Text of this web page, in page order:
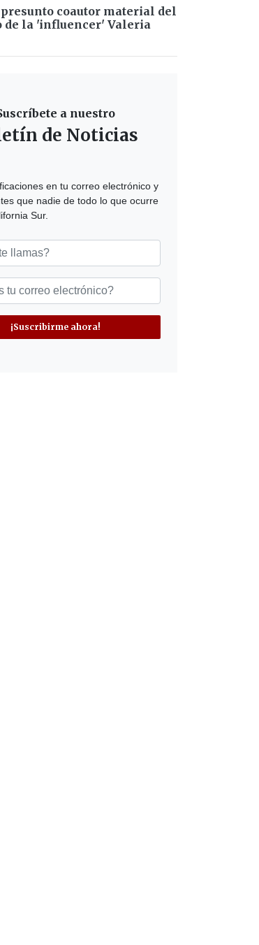
coautor material del
la 'influencer' Valeria
a nuestro
de Noticias
en tu correo electrónico y
que nadie de todo lo que ocurre
Sur.
¡Suscribirme ahora!